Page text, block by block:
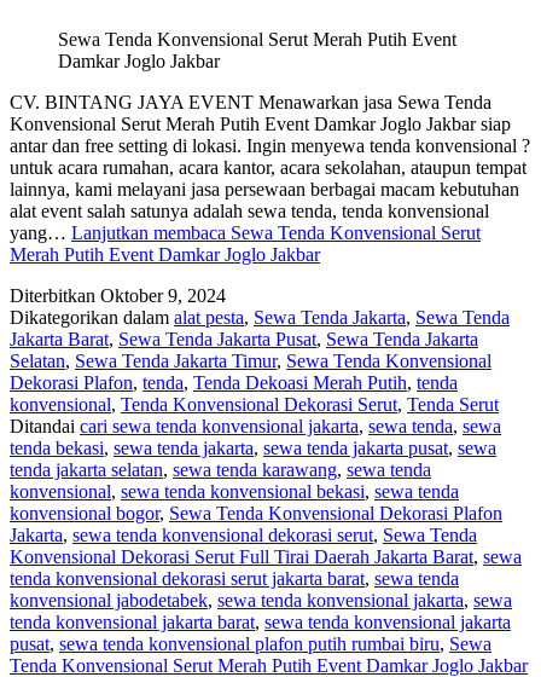
Sewa Tenda Konvensional Serut Merah Putih Event
Damkar Joglo Jakbar
CV. BINTANG JAYA EVENT Menawarkan jasa Sewa Tenda
Konvensional Serut Merah Putih Event Damkar Joglo Jakbar siap
antar dan free setting di lokasi. Ingin menyewa tenda konvensional ?
untuk acara rumahan, acara kantor, acara sekolahan, ataupun tempat
lainnya, kami melayani jasa persewaan berbagai macam kebutuhan
alat event salah satunya adalah sewa tenda, tenda konvensional
yang… Lanjutkan membaca Sewa Tenda Konvensional Serut
Merah Putih Event Damkar Joglo Jakbar
Diterbitkan Oktober 9, 2024
Dikategorikan dalam alat pesta, Sewa Tenda Jakarta, Sewa Tenda
Jakarta Barat, Sewa Tenda Jakarta Pusat, Sewa Tenda Jakarta
Selatan, Sewa Tenda Jakarta Timur, Sewa Tenda Konvensional
Dekorasi Plafon, tenda, Tenda Dekoasi Merah Putih, tenda
konvensional, Tenda Konvensional Dekorasi Serut, Tenda Serut
Ditandai cari sewa tenda konvensional jakarta, sewa tenda, sewa
tenda bekasi, sewa tenda jakarta, sewa tenda jakarta pusat, sewa
tenda jakarta selatan, sewa tenda karawang, sewa tenda
konvensional, sewa tenda konvensional bekasi, sewa tenda
konvensional bogor, Sewa Tenda Konvensional Dekorasi Plafon
Jakarta, sewa tenda konvensional dekorasi serut, Sewa Tenda
Konvensional Dekorasi Serut Full Tirai Daerah Jakarta Barat, sewa
tenda konvensional dekorasi serut jakarta barat, sewa tenda
konvensional jabodetabek, sewa tenda konvensional jakarta, sewa
tenda konvensional jakarta barat, sewa tenda konvensional jakarta
pusat, sewa tenda konvensional plafon putih rumbai biru, Sewa
Tenda Konvensional Serut Merah Putih Event Damkar Joglo Jakbar